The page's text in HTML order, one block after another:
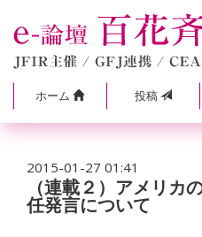
ホーム 投稿
2015-01-27 01:41
（連載２）アメリカ
任発言について